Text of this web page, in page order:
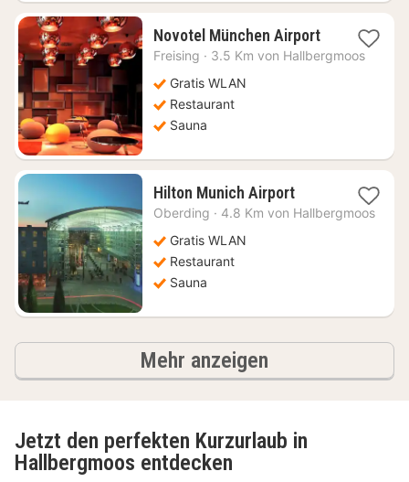
Novotel München Airport1
Nacht
ab
Freising · 3.5 Km von Hallbergmoos
Gratis WLAN
Restaurant
Sauna
Hilton Munich Airport1
Nacht
Oberding · 4.8 Km von Hallbergmoos
Gratis WLAN
Restaurant
Sauna
Mehr anzeigen
Jetzt den perfekten Kurzurlaub in
Hallbergmoos entdecken